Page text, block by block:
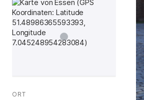
ORT